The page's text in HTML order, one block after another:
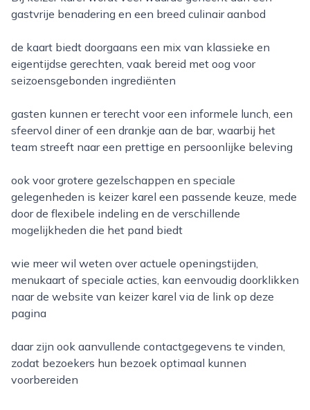
gastvrije benadering en een breed culinair aanbod
de kaart biedt doorgaans een mix van klassieke en
eigentijdse gerechten, vaak bereid met oog voor
seizoensgebonden ingrediënten
gasten kunnen er terecht voor een informele lunch, een
sfeervol diner of een drankje aan de bar, waarbij het
team streeft naar een prettige en persoonlijke beleving
ook voor grotere gezelschappen en speciale
gelegenheden is keizer karel een passende keuze, mede
door de flexibele indeling en de verschillende
mogelijkheden die het pand biedt
wie meer wil weten over actuele openingstijden,
menukaart of speciale acties, kan eenvoudig doorklikken
naar de website van keizer karel via de link op deze
pagina
daar zijn ook aanvullende contactgegevens te vinden,
zodat bezoekers hun bezoek optimaal kunnen
voorbereiden